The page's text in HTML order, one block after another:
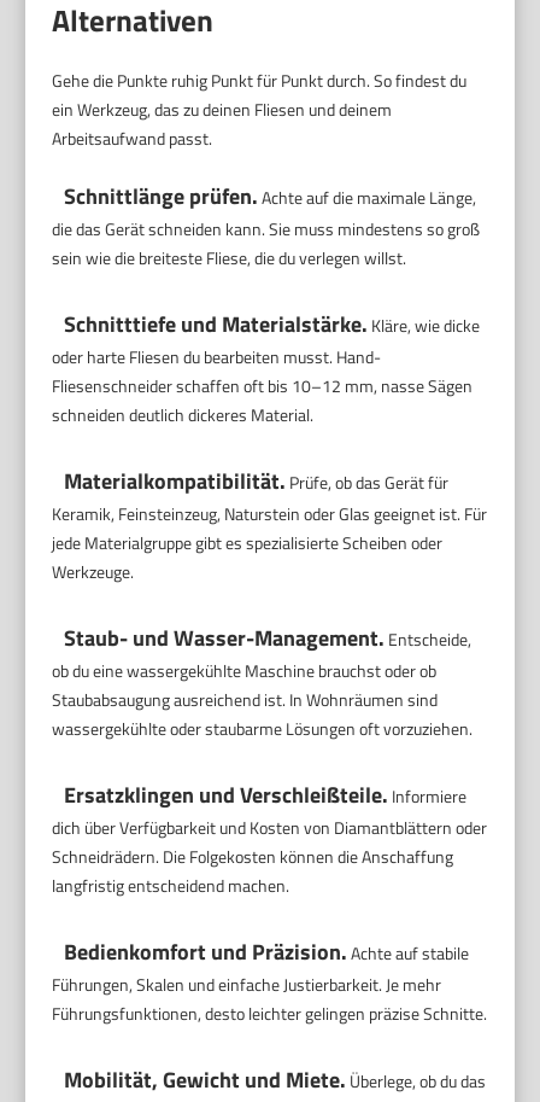
Alternativen
Gehe die Punkte ruhig Punkt für Punkt durch. So findest du
ein Werkzeug, das zu deinen Fliesen und deinem
Arbeitsaufwand passt.
Schnittlänge prüfen.Achte auf die maximale Länge,
die das Gerät schneiden kann. Sie muss mindestens so groß
sein wie die breiteste Fliese, die du verlegen willst.
Schnitttiefe und Materialstärke. Kläre, wie dicke
oder harte Fliesen du bearbeiten musst. Hand-
Fliesenschneider schaffen oft bis 10–12 mm, nasse Sägen
schneiden deutlich dickeres Material.
Materialkompatibilität. Prüfe, ob das Gerät für
Keramik, Feinsteinzeug, Naturstein oder Glas geeignet ist. Für
jede Materialgruppe gibt es spezialisierte Scheiben oder
Werkzeuge.
Staub- und Wasser-Management. Entscheide,
ob du eine wassergekühlte Maschine brauchst oder ob
Staubabsaugung ausreichend ist. In Wohnräumen sind
wassergekühlte oder staubarme Lösungen oft vorzuziehen.
Ersatzklingen und Verschleißteile. Informiere
dich über Verfügbarkeit und Kosten von Diamantblättern oder
Schneidrädern. Die Folgekosten können die Anschaffung
langfristig entscheidend machen.
Bedienkomfort und Präzision.Achte auf stabile
Führungen, Skalen und einfache Justierbarkeit. Je mehr
Führungsfunktionen, desto leichter gelingen präzise Schnitte.
Mobilität, Gewicht und Miete. Überlege, ob du das